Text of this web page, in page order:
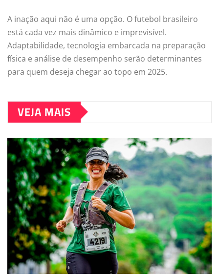
A inação aqui não é uma opção. O futebol brasileiro
está cada vez mais dinâmico e imprevisível.
Adaptabilidade, tecnologia embarcada na preparação
física e análise de desempenho serão determinantes
para quem deseja chegar ao topo em 2025.
VEJA MAIS